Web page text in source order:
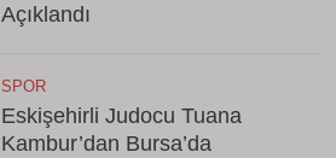
Açıklandı
SPOR
Eskişehirli Judocu Tuana
Kambur’dan Bursa’da